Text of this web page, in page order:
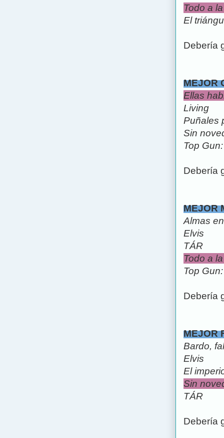
Todo a
El
Debería
MEJOR
Ellas
Living
Puñales
Sin
Top
Debería
MEJOR
Almas
Elvis
TÁR
Todo a
Top
Debería
MEJOR
Bardo,
Elvis
El
Sin
TÁR
Debería